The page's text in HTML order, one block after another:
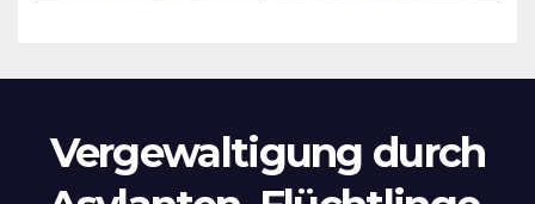
Vergewaltigung durch